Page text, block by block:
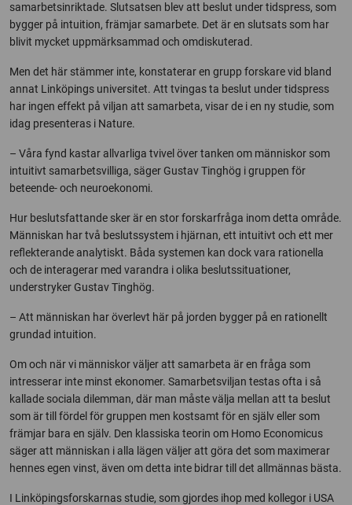
samarbetsinriktade. Slutsatsen blev att beslut under tidspress, som
bygger på intuition, främjar samarbete. Det är en slutsats som har
blivit mycket uppmärksammad och omdiskuterad.
Men det här stämmer inte, konstaterar en grupp forskare vid bland
annat Linköpings universitet. Att tvingas ta beslut under tidspress
har ingen effekt på viljan att samarbeta, visar de i en ny studie, som
idag presenteras i Nature.
– Våra fynd kastar allvarliga tvivel över tanken om människor som
intuitivt samarbetsvilliga, säger Gustav Tinghög i gruppen för
beteende- och neuroekonomi.
Hur beslutsfattande sker är en stor forskarfråga inom detta område.
Människan har två beslutssystem i hjärnan, ett intuitivt och ett mer
reflekterande analytiskt. Båda systemen kan dock vara rationella
och de interagerar med varandra i olika beslutssituationer,
understryker Gustav Tinghög.
– Att människan har överlevt här på jorden bygger på en rationellt
grundad intuition.
Om och när vi människor väljer att samarbeta är en fråga som
intresserar inte minst ekonomer. Samarbetsviljan testas ofta i så
kallade sociala dilemman, där man måste välja mellan att ta beslut
som är till fördel för gruppen men kostsamt för en själv eller som
främjar bara en själv. Den klassiska teorin om Homo Economicus
säger att människan i alla lägen väljer att göra det som maximerar
hennes egen vinst, även om detta inte bidrar till det allmännas bästa.
I Linköpingsforskarnas studie, som gjordes ihop med kollegor i USA